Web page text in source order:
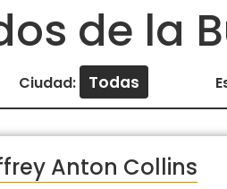
de la
Ciudad: Todas
Anton Collins